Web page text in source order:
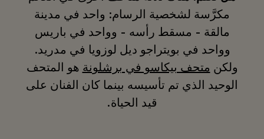
مكرَّسة لشخصية الرسام: واحد في مدينة
مالقة - مسقط رأسه - وواحد في باريس
وواحد في بويتراجو ديل لوزويا في مدريد.
ولكن متحف بيكاسو في برشلونة هو المتحف
الوحيد الذي تم تأسيسه بينما كان الفنان على
قيد الحياة.